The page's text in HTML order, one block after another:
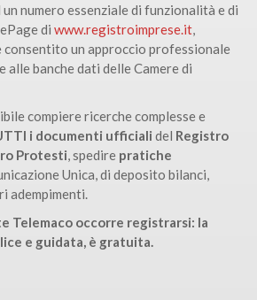
numero essenziale di funzionalità e di
di www.registroimprese.it,
consentito un approccio professionale
e alle banche dati delle Camere di
compiere ricerche complesse e
i documenti ufficiali del Registro
Protesti, spedire pratiche
Unica, di deposito bilanci,
adempimenti.
Telemaco occorre registrarsi: la
e guidata, è gratuita.